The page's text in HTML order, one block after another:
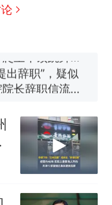
然发现鸡枞菌
等它长大：挖了
出辞职”，疑似
长辞职信流
不清楚辞职信来
做头像
直呼震惊 （视频
）
休达边境，摩洛
块投向移民引
天内数万人从摩